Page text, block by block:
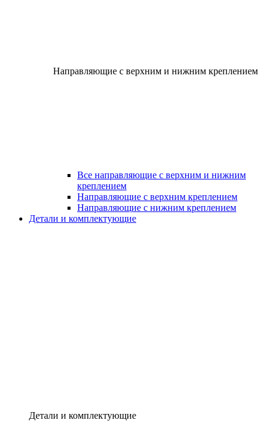
Направляющие с верхним и нижним креплением
Все направляющие с верхним и нижним
креплением
Направляющие с верхним креплением
Направляющие с нижним креплением
Детали и комплектующие
Детали и комплектующие